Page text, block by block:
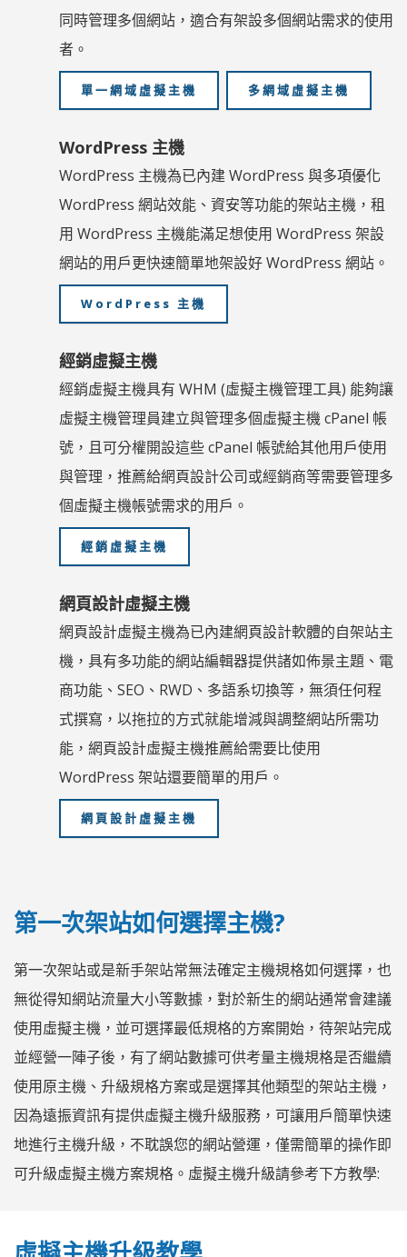
同時管理多個網站，適合有架設多個網站需求的使用
者。
單一網域虛擬主機 多網域虛擬主機
WordPress 主機
WordPress 主機為已內建 WordPress 與多項優化
WordPress 網站效能、資安等功能的架站主機，租
用 WordPress 主機能滿足想使用 WordPress 架設
網站的用戶更快速簡單地架設好 WordPress 網站。
WordPress 主機
經銷虛擬主機
經銷虛擬主機具有 WHM (虛擬主機管理工具) 能夠讓
虛擬主機管理員建立與管理多個虛擬主機 cPanel 帳
號，且可分權開設這些 cPanel 帳號給其他用戶使用
與管理，推薦給網頁設計公司或經銷商等需要管理多
個虛擬主機帳號需求的用戶。
經銷虛擬主機
網頁設計虛擬主機
網頁設計虛擬主機為已內建網頁設計軟體的自架站主
機，具有多功能的網站編輯器提供諸如佈景主題、電
商功能、SEO、RWD、多語系切換等，無須任何程
式撰寫，以拖拉的方式就能增減與調整網站所需功
能，網頁設計虛擬主機推薦給需要比使用
WordPress 架站還要簡單的用戶。
網頁設計虛擬主機
第一次架站如何選擇主機?
第一次架站或是新手架站常無法確定主機規格如何選擇，也
無從得知網站流量大小等數據，對於新生的網站通常會建議
使用虛擬主機，並可選擇最低規格的方案開始，待架站完成
並經營一陣子後，有了網站數據可供考量主機規格是否繼續
使用原主機、升級規格方案或是選擇其他類型的架站主機，
因為遠振資訊有提供虛擬主機升級服務，可讓用戶簡單快速
地進行主機升級，不耽誤您的網站營運，僅需簡單的操作即
可升級虛擬主機方案規格。虛擬主機升級請參考下方教學: